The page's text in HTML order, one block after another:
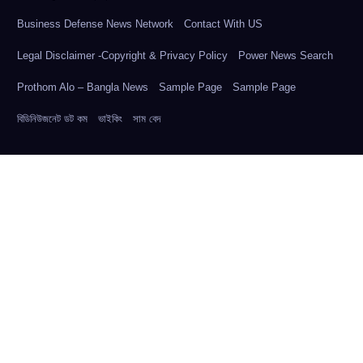
Business Defense News Network Contact With US
Legal Disclaimer -Copyright & Privacy Policy Power News Search
Prothom Alo – Bangla News Sample Page Sample Page
বিডিনিউজনেট ডট কম ভাইকিং সাম বেদ